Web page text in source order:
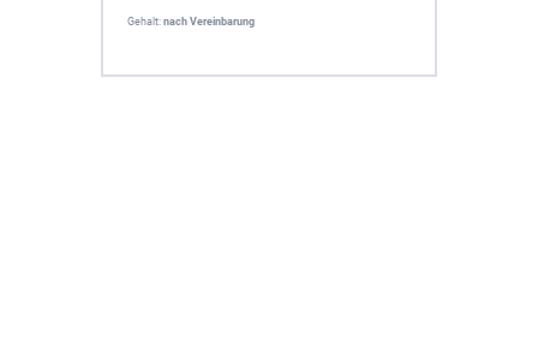
Gehalt: nach Vereinbarung